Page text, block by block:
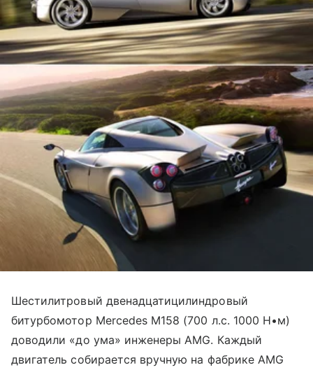
Шестилитровый двенадцатицилиндровый
битурбомотор Mercedes M158 (700 л.с. 1000 Н•м)
доводили «до ума» инженеры AMG. Каждый
двигатель собирается вручную на фабрике AMG